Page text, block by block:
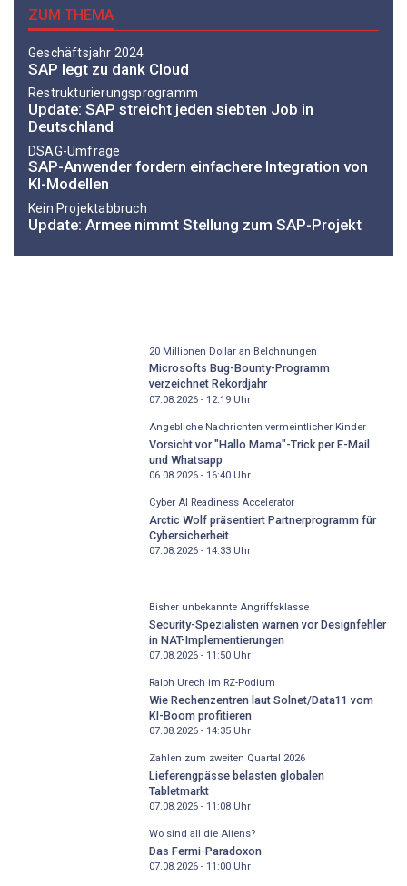
ZUM THEMA
Geschäftsjahr 2024
SAP legt zu dank Cloud
Restrukturierungsprogramm
Update: SAP streicht jeden siebten Job in
Deutschland
DSAG-Umfrage
SAP-Anwender fordern einfachere Integration von
KI-Modellen
Kein Projektabbruch
Update: Armee nimmt Stellung zum SAP-Projekt
20 Millionen Dollar an Belohnungen
Microsofts Bug-Bounty-Programm
verzeichnet Rekordjahr
07.08.2026 - 12:19Uhr
Angebliche Nachrichten vermeintlicher Kinder
Vorsicht vor "Hallo Mama"-Trick per E-Mail
und Whatsapp
06.08.2026 - 16:40Uhr
Cyber AI Readiness Accelerator
Arctic Wolf präsentiert Partnerprogramm für
Cybersicherheit
07.08.2026 - 14:33Uhr
Bisher unbekannte Angriffsklasse
Security-Spezialisten warnen vor Designfehler
in NAT-Implementierungen
07.08.2026 - 11:50Uhr
Ralph Urech im RZ-Podium
Wie Rechenzentren laut Solnet/Data11 vom
KI-Boom profitieren
07.08.2026 - 14:35Uhr
Zahlen zum zweiten Quartal 2026
Lieferengpässe belasten globalen
Tabletmarkt
07.08.2026 - 11:08Uhr
Wo sind all die Aliens?
Das Fermi-Paradoxon
07.08.2026 - 11:00Uhr